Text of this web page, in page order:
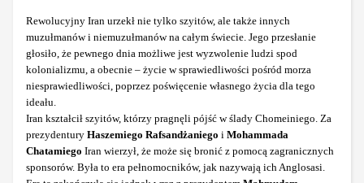
Rewolucyjny Iran urzekł nie tylko szyitów, ale także innych
muzułmanów i niemuzułmanów na całym świecie. Jego przesłanie
głosiło, że pewnego dnia możliwe jest wyzwolenie ludzi spod
kolonializmu, a obecnie – życie w sprawiedliwości pośród morza
niesprawiedliwości, poprzez poświęcenie własnego życia dla tego
ideału.
Iran kształcił szyitów, którzy pragnęli pójść w ślady Chomeiniego. Za
prezydentury Haszemiego Rafsandżaniego i Mohammada
Chatamiego Iran wierzył, że może się bronić z pomocą zagranicznych
sponsorów. Była to era pełnomocników, jak nazywają ich Anglosasi.